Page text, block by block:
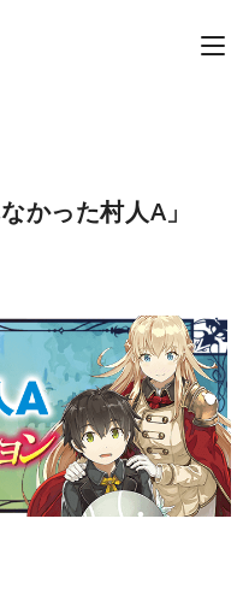
かった村人A」